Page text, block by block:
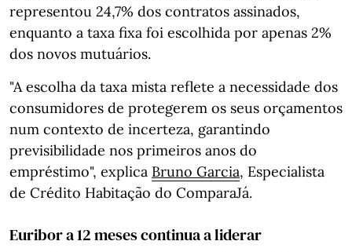
representou 24,7% dos contratos assinados,
enquanto a taxa fixa foi escolhida por apenas 2%
dos novos mutuários.
"A escolha da taxa mista reflete a necessidade dos
consumidores de protegerem os seus orçamentos
num contexto de incerteza, garantindo
previsibilidade nos primeiros anos do
empréstimo", explica Bruno Garcia, Especialista
de Crédito Habitação do ComparaJá.
Euribor a 12 meses continua a liderar